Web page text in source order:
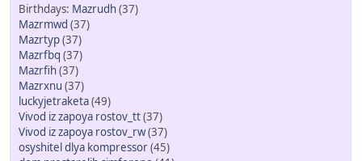
Mazrudh(37)
Mazrmwd (37)
Mazrtyp(37)
Mazrfbq (37)
Mazrfih(37)
Mazrxnu (37)
luckyjetraketa(49)
Vivod iz zapoya rostov_tt(37)
Vivod iz zapoya rostov_rw(37)
osyshitel dlya kompressor(45)